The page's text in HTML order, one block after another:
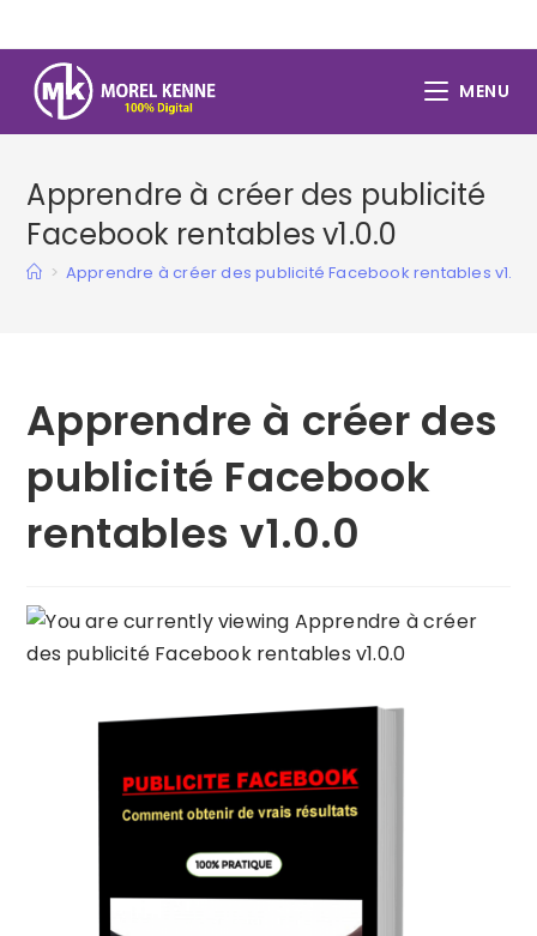
content
MENU
Apprendre à créer des publicité
Facebook rentables v1.0.0
> Apprendre à créer des publicité Facebook rentables v1.0.0
Apprendre à créer des
publicité Facebook
rentables v1.0.0